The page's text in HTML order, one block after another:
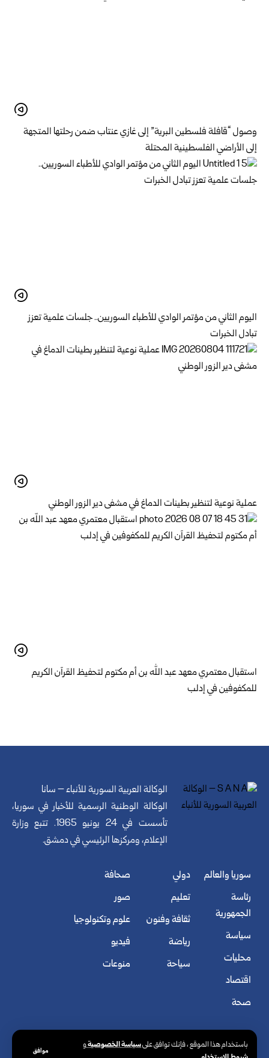
باستخدام هذا الموقع ، فإنك توافق علىسياسة الخصوصيةو
موافق
وصول “قافلة فلسطين البرية” إلى غازي عنتاب ضمن رحلتها المتجهة
إلى الأراضي الفلسطينية المحتلة
اليوم الثاني من مؤتمر الوادي للأطباء السوريين.. جلسات علمية تعزز
تبادل الخبرات
عملية نوعية لتنظير بطينات الدماغ في مشفى دير الزور الوطني
استقبال معتمري معهد عبد الله بن أم مكتوم لتحفيظ القرآن الكريم
للمكفوفين في إدلب
الوكالة العربية السورية للأنباء – سانا
الوكالة الوطنية الرسمية للأخبار في سوريا،
تأسست في 24 يونيو 1965. تتبع وزارة
الإعلام، ومركزها الرئيسي في دمشق.
سوريا والعالم
رئاسة
الجمهورية
سياسة
محليات
اقتصاد
صحة
دولي
تعليم
ثقافة وفنون
رياضة
سياحة
صحافة
صور
علوم وتكنولوجيا
فيديو
منوعات